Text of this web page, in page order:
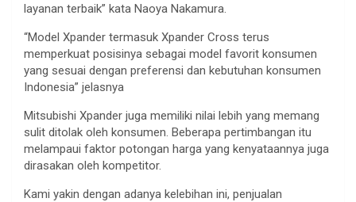
layanan terbaik” kata Naoya Nakamura.
“Model Xpander termasuk Xpander Cross terus
memperkuat posisinya sebagai model favorit konsumen
yang sesuai dengan preferensi dan kebutuhan konsumen
Indonesia” jelasnya
Mitsubishi Xpander juga memiliki nilai lebih yang memang
sulit ditolak oleh konsumen. Beberapa pertimbangan itu
melampaui faktor potongan harga yang kenyataannya juga
dirasakan oleh kompetitor.
Kami yakin dengan adanya kelebihan ini, penjualan